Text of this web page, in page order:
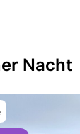
Nacht